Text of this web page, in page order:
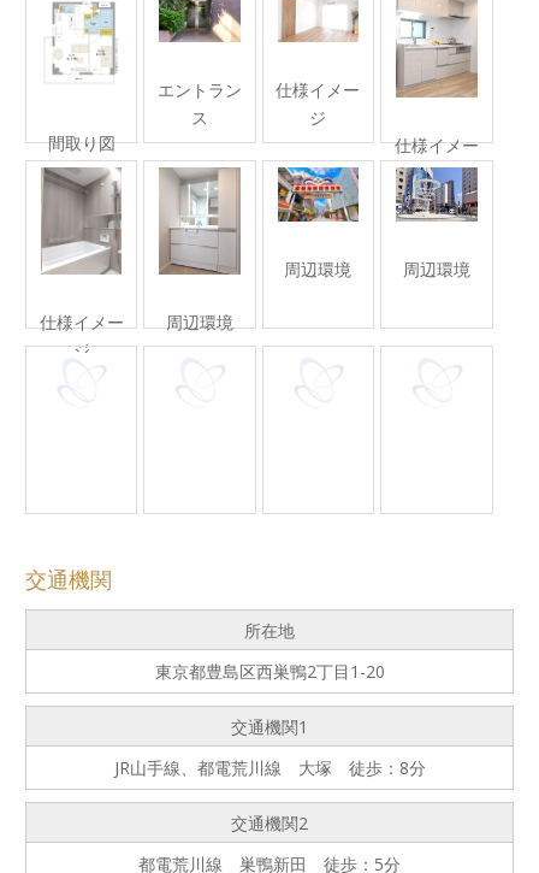
間取り図
エントラン
ス
仕様イメー
ジ
仕様イメー
ジ
仕様イメー
ジ
周辺環境
周辺環境 周辺環境
交通機関
所在地
東京都豊島区西巣鴨2丁目1-20
交通機関1
JR山手線、都電荒川線 大塚 徒歩：8分
交通機関2
都電荒川線 巣鴨新田 徒歩：5分